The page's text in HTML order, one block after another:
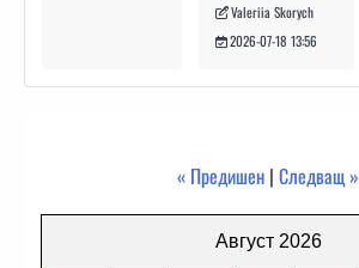
Valeriia Skorych
2026-07-18 13:56
« Предишен | Следващ »
Август 2026